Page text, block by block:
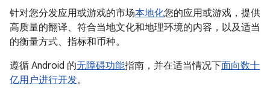
针对您分发应用或游戏的市场本地化您的应用或游戏，提供
高质量的翻译、符合当地文化和地理环境的内容，以及适当
的衡量方式、指标和币种。
遵循 Android 的无障碍功能指南，并在适当情况下面向数十
亿用户进行开发。